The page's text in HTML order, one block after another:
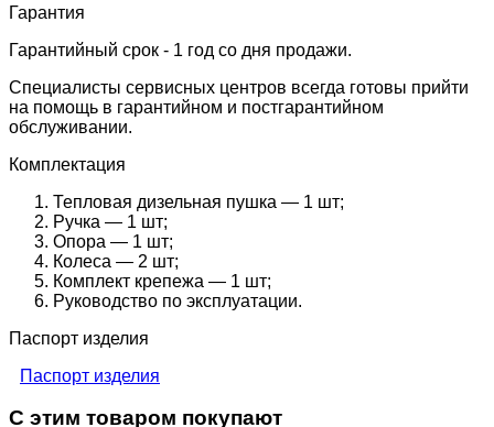
Гарантия
Гарантийный срок - 1 год со дня продажи.
Специалисты сервисных центров всегда готовы прийти
на помощь в гарантийном и постгарантийном
обслуживании.
Комплектация
Тепловая дизельная пушка — 1 шт;
Ручка — 1 шт;
Опора — 1 шт;
Колеса — 2 шт;
Комплект крепежа — 1 шт;
Руководство по эксплуатации.
Паспорт изделия
Паспорт изделия
С этим товаром покупают